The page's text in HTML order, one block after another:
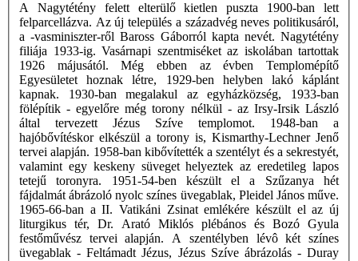
A Nagytétény felett elterülő kietlen puszta 1900-ban lett
felparcellázva. Az új település a századvég neves politikusáról,
a -vasminiszter-ről Baross Gáborról kapta nevét. Nagytétény
filiája 1933-ig. Vasárnapi szentmiséket az iskolában tartottak
1926 májusától. Még ebben az évben Templomépítő
Egyesületet hoznak létre, 1929-ben helyben lakó káplánt
kapnak. 1930-ban megalakul az egyházközség, 1933-ban
fölépítik - egyelőre még torony nélkül - az Irsy-Irsik László
által tervezett Jézus Szíve templomot. 1948-ban a
hajóbővítéskor elkészül a torony is, Kismarthy-Lechner Jenő
tervei alapján. 1958-ban kibővítették a szentélyt és a sekrestyét,
valamint egy keskeny süveget helyeztek az eredetileg lapos
tetejű toronyra. 1951-54-ben készült el a Szűzanya hét
fájdalmát ábrázoló nyolc színes üvegablak, Pleidel János műve.
1965-66-ban a II. Vatikáni Zsinat emlékére készült el az új
liturgikus tér, Dr. Arató Miklós plébános és Bozó Gyula
festőművész tervei alapján. A szentélyben lévô két színes
üvegablak - Feltámadt Jézus, Jézus Szíve ábrázolás - Duray